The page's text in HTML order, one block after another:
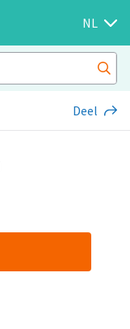
NL
Deel